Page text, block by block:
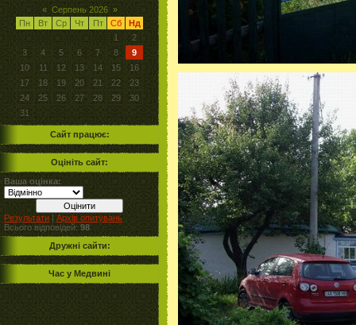
« Серпень 2026 »
Пн
Вт Ср Чт Пт Сб
Нд
1
2
3
4 5 6 7 8
9
10
11 12 13 14 15
16
17
18 19 20 21 22
23
24
25 26 27 28 29
30
31
Сайт працює:
Оцініть сайт:
Ваша оцінка:
Результати | Архів опитувань
Всього відповідей: 98
Дружні сайти:
Час у Медвині